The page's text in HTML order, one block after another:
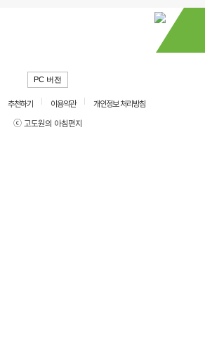
PC 버전
추천하기 이용약관
개인정보 처리방침
ⓒ 고도원의 아침편지